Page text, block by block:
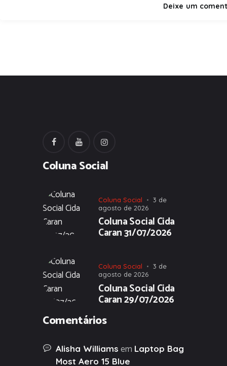
Coluna Social
Coluna Social
3 de
agosto de 2026
Coluna Social Cida
Caran 31/07/2026
Coluna Social
3 de
agosto de 2026
Coluna Social Cida
Caran 29/07/2026
Comentários
Alisha Williams em Laptop Bag
Most Aero 15 Blue